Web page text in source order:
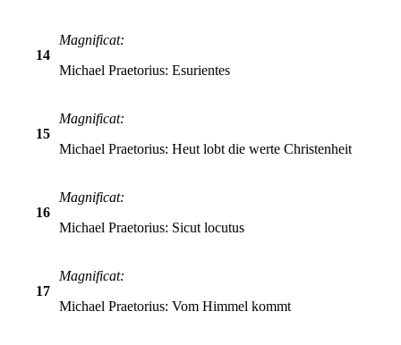
14
Magnificat:
Michael Praetorius: Esurientes
15
Magnificat:
Michael Praetorius: Heut lobt die werte Christenheit
16
Magnificat:
Michael Praetorius: Sicut locutus
17
Magnificat:
Michael Praetorius: Vom Himmel kommt